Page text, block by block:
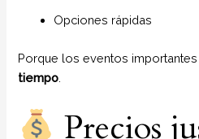
Opciones rápidas
Porque los eventos
tiempo
Precios